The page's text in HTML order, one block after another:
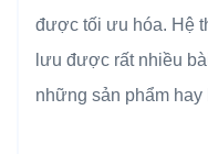
được tối ưu hóa. Hệ
lưu được rất nhiều
những sản phẩm hay